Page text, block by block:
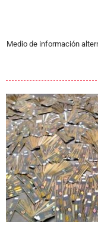
Medio de información